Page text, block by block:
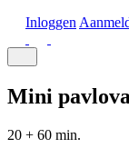
Inloggen
Mini
20 + 60 min.